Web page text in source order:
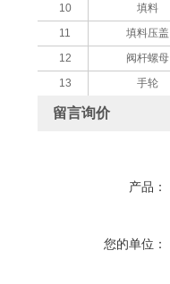
10
填料
11
填料压盖
12
阀杆螺母
13
手轮
留言询价
产品：
您的单位：